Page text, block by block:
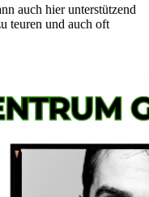
auch hier unterstützend
teuren und auch oft